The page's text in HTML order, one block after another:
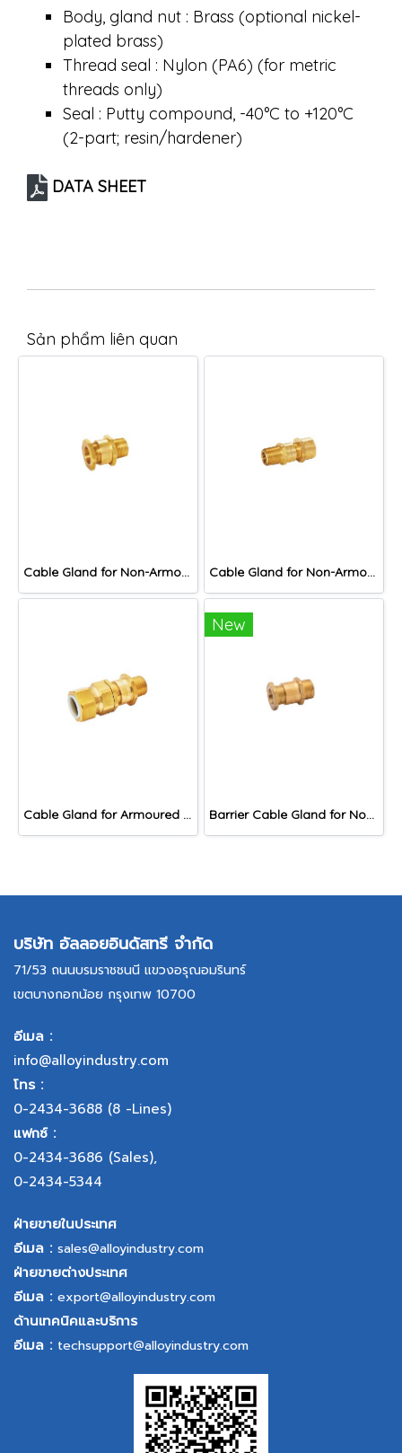
Body, gland nut : Brass (optional nickel-
plated brass)
Thread seal : Nylon (PA6) (for metric
threads only)
Seal : Putty compound, -40°C to +120°C
(2-part; resin/hardener)
DATA SHEET
Sản phẩm liên quan
Cable Gland for Non-Armoured Cable, DNA Series Cable Gland for Non-Armoured Cable, DNAF Series
Cable Gland for Armoured Cable, DAC Series
New
Barrier Cable Gland for Non-Armoured Cable, DNAB Series
บริษัท อัลลอยอินดัสทรี จำกัด
71/53 ถนนบรมราชชนนี แขวงอรุณอมรินทร์
เขตบางกอกน้อย กรุงเทพ 10700
อีเมล :
info@alloyindustry.com
โทร :
0-2434-3688 (8 -Lines)
แฟกซ์ :
0-2434-3686 (Sales),
0-2434-5344
ฝ่ายขายในประเทศ
อีเมล : sales@alloyindustry.com
ฝ่ายขายต่างประเทศ
อีเมล : export@alloyindustry.com
ด้านเทคนิคและบริการ
อีเมล : techsupport@alloyindustry.com